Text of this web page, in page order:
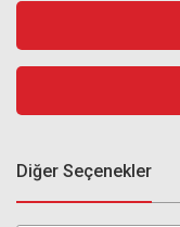
Diğer Seçenekler